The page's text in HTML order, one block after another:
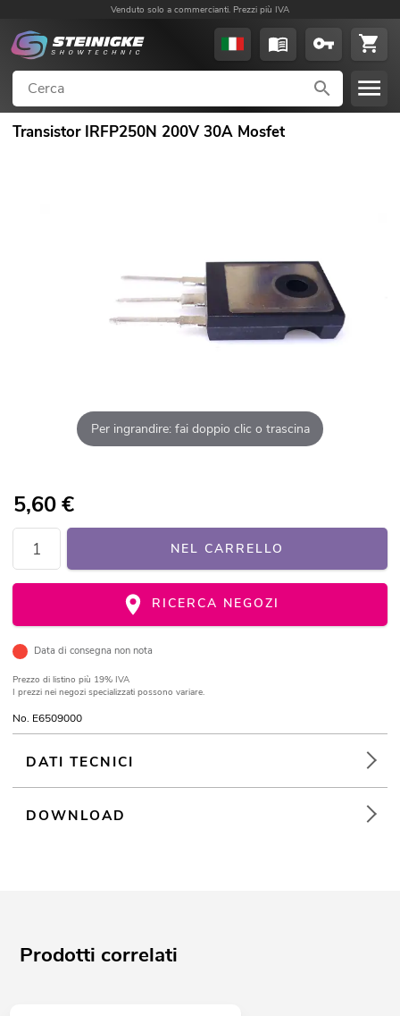
Venduto solo a commercianti. Prezzi più IVA
Transistor IRFP250N 200V 30A Mosfet
Per ingrandire: fai doppio clic o trascina
5,60€
NEL CARRELLO
RICERCA NEGOZI
Data di consegna non nota
Prezzo di listino più 19% IVA
I prezzi nei negozi specializzati possono variare.
No. E6509000
DATI TECNICI
DOWNLOAD
Prodotti correlati